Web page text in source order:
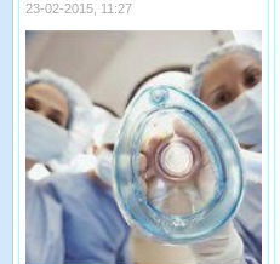
23-02-2015, 11:27